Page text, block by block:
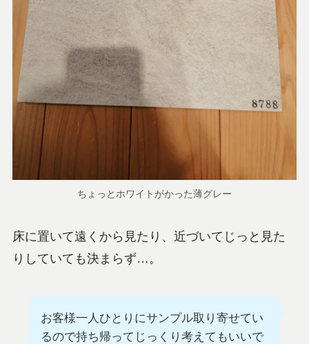
ちょっとホワイトがかった薄グレー
床に置いて遠くから見たり、近づいてじっと見た
りしていても決まらず…。
お客様一人ひとりにサンプル取り寄せてい
るので持ち帰ってじっくり考えてもいいで